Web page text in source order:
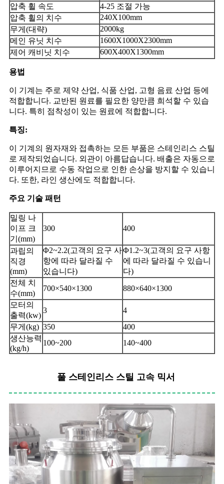
압축 휠 속도
4-25 조절 가능
압축 휠의 치수
240X100mm
무게(대략)
2000kg
메인 유닛 치수
1600X1000X2300mm
제어 캐비닛 치수
600X400X1300mm
용법
이 기계는 주로 제약 산업, 식품 산업, 고형 음료 산업 등에
적합합니다. 교반된 원료를 필요한 양만큼 희석할 수 있습
니다. 특히 점착성이 있는 원료에 적합합니다.
특징:
이 기계의 원자재와 접촉하는 모든 부품은 스테인리스 스틸
로 제작되었습니다. 외관이 아름답습니다. 배출은 자동으로
이루어지므로 수동 작업으로 인한 손상을 방지할 수 있습니
다. 또한, 라인 생산에도 적합합니다.
주요 기술 패턴
밀링 나
이프 크
기(mm)
300 400
과립의
직경
(mm)
Φ2~2.2(고객의 요구 사
항에 따라 달라질 수
있습니다)
Φ1.2~3(고객의 요구 사항
에 따라 달라질 수 있습니
다)
전체 치
수(mm)
700×540×1300
880×640×1300
모터의
출력(kw)
3
4
무게(kg) 350
400
생산능력
(kg/h)
100~200 140~400
풀 스테인리스 스틸 고속 믹서